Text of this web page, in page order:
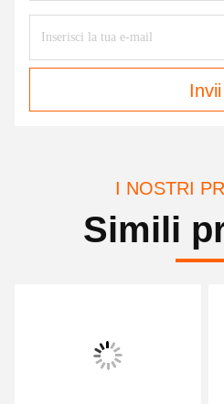
Invii
I NOSTRI
Simili